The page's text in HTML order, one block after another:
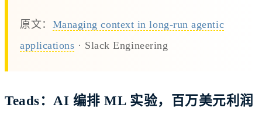
原文： Managing context in long-run agentic
applications · Slack Engineering
Teads：AI 编排 ML 实验，百万美元利润